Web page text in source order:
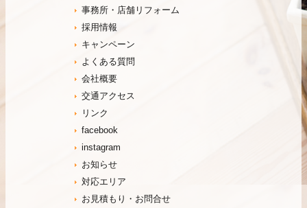
事務所・店舗リフォーム
採用情報
キャンペーン
よくある質問
会社概要
交通アクセス
リンク
facebook
instagram
お知らせ
対応エリア
お見積もり・お問合せ